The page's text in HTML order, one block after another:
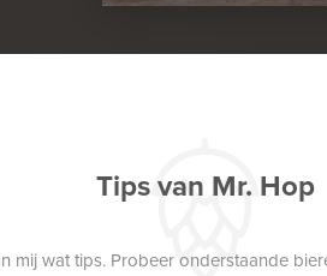
Tips van Mr. Hop
mij wat tips. Probeer onderstaande